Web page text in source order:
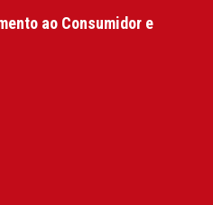
ao Consumidor e